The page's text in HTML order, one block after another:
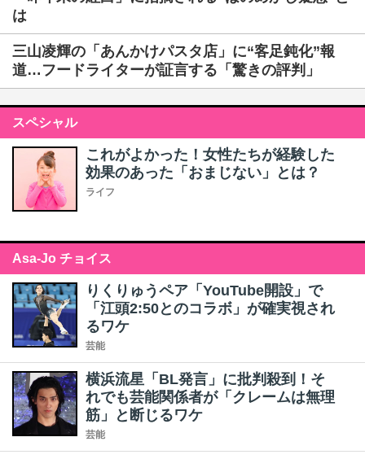
は
三山凌輝の「あんかけパスタ店」に“客足鈍化”報
道…フードライターが証言する「驚きの評判」
スペシャル
これがよかった！女性たちが経験した
効果のあった「おまじない」とは？
ライフ
Asa-Jo チョイス
りくりゅうペア「YouTube開設」で
「江頭2:50とのコラボ」が確実視され
るワケ
芸能
横浜流星「BL発言」に批判殺到！そ
れでも芸能関係者が「クレームは無理
筋」と断じるワケ
芸能